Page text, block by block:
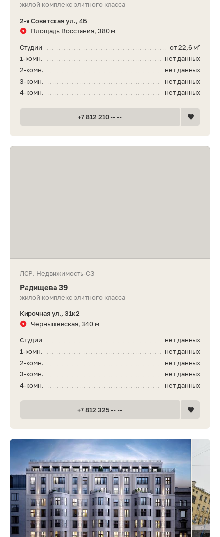
жилой комплекс элитного класса
2-я Советская ул., 4Б
Площадь Восстания, 380 м
от 22,6 м²
Студии
нет данных
1-комн.
нет данных
2-комн.
нет данных
3-комн.
нет данных
4-комн.
+7 812 210 •• ••
ЛСР. Недвижимость-СЗ
Радищева 39
жилой комплекс элитного класса
Кирочная ул., 31к2
Чернышевская, 340 м
нет данных
Студии
нет данных
1-комн.
нет данных
2-комн.
нет данных
3-комн.
нет данных
4-комн.
+7 812 325 •• ••